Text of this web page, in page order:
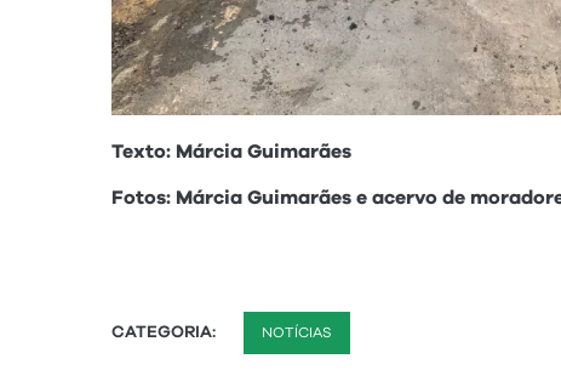
Texto: Márcia Guimarães
Fotos: Márcia Guimarães e acervo de
CATEGORIA: NOTÍCIAS